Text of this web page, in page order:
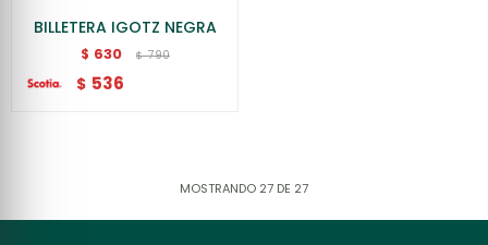
BILLETERA IGOTZ NEGRA
$ 630 $ 790
$ 536
MOSTRANDO 27 DE 27